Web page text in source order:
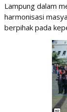
Lampung dalam
harmonisasi
berpihak pada